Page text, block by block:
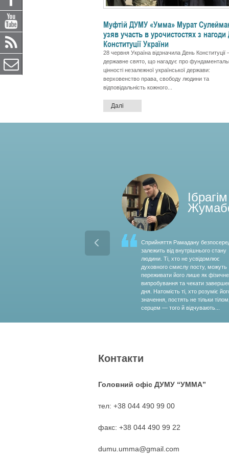
Муфтій ДУМУ «Умма» Мурат
узяв участь в урочистостях з
Конституції України
28 червня Україна відзначила День Конституції
державне свято, що нагадує про
цінності незалежної української держави:
верховенство права, свободу людини та
відповідальність кожного...
Далі
Ібрагім
Cприйняття Рамадану
залежить від внутрішнього стану
людини. Ті, хто не усвідомлює
духовного смислу посту, можуть
переживати його лише як фізичне
випробування та чекати
дня. Натомість ті, хто розуміє
значення, постять не тільки
серцем — того й відчувають...
Контакти
Головний офіс ДУМУ “УММА”
тел: +38 044 490 99 00
факс: +38 044 490 99 22
dumu.umma@gmail.com